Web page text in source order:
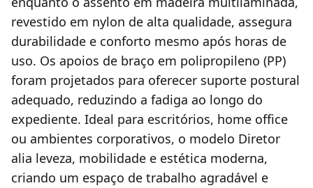
revestido em nylon de alta qualidade, assegura
durabilidade e conforto mesmo após horas de
uso. Os apoios de braço em polipropileno (PP)
foram projetados para oferecer suporte postural
adequado, reduzindo a fadiga ao longo do
expediente. Ideal para escritórios, home office
ou ambientes corporativos, o modelo Diretor
alia leveza, mobilidade e estética moderna,
criando um espaço de trabalho agradável e